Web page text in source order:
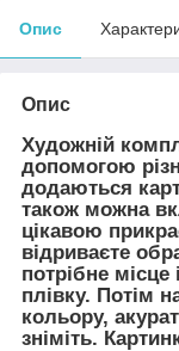
Опис
Опис
Художній
допомогою
додаються
також можна
цікавою
відриваєте
потрібне місце
плівку. Потім
кольору,
зніміть.